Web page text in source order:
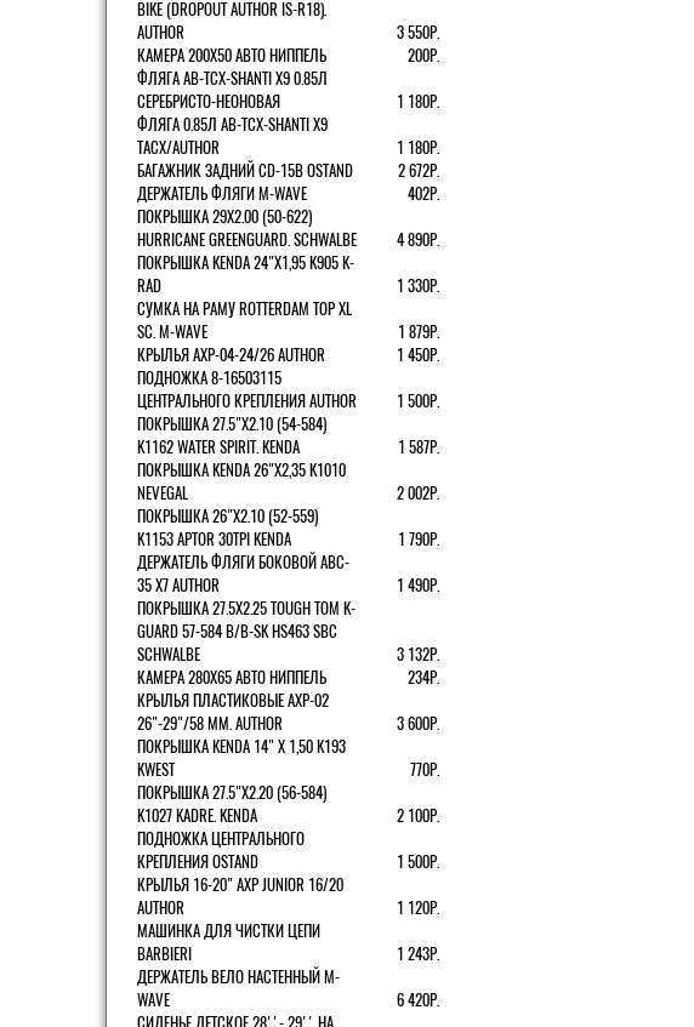
BIKE (DROPOUT AUTHOR IS-R18).
AUTHOR
3 550Р.
КАМЕРА 200Х50 АВТО НИППЕЛЬ
200Р.
ФЛЯГА AB-TCX-SHANTI X9 0.85Л
СЕРЕБРИСТО-НЕОНОВАЯ
1 180Р.
ФЛЯГА 0.85Л AB-TCX-SHANTI X9
TACX/AUTHOR
1 180Р.
БАГАЖНИК ЗАДНИЙ CD-15B OSTAND
2 672Р.
ДЕРЖАТЕЛЬ ФЛЯГИ M-WAVE
402Р.
ПОКРЫШКА 29X2.00 (50-622)
HURRICANE GREENGUARD. SCHWALBE
4 890Р.
ПОКРЫШКА KENDA 24"Х1,95 K905 K-
RAD
1 330Р.
СУМКА НА РАМУ ROTTERDAM TOP XL
SC. M-WAVE
1 879Р.
КРЫЛЬЯ AXP-04-24/26 AUTHOR
1 450Р.
ПОДНОЖКА 8-16503115
ЦЕНТРАЛЬНОГО КРЕПЛЕНИЯ AUTHOR
1 500Р.
ПОКРЫШКА 27.5"Х2.10 (54-584)
K1162 WATER SPIRIT. KENDA
1 587Р.
ПОКРЫШКА KENDA 26"Х2,35 K1010
NEVEGAL
2 002Р.
ПОКРЫШКА 26"Х2.10 (52-559)
K1153 APTOR 30TPI KENDA
1 790Р.
ДЕРЖАТЕЛЬ ФЛЯГИ БОКОВОЙ ABC-
35 X7 AUTHOR
1 490Р.
ПОКРЫШКА 27.5X2.25 TOUGH TOM K-
GUARD 57-584 B/B-SK HS463 SBC
SCHWALBE
3 132Р.
КАМЕРА 280Х65 АВТО НИППЕЛЬ
234Р.
КРЫЛЬЯ ПЛАСТИКОВЫЕ AXP-02
26"-29"/58 ММ. AUTHOR
3 600Р.
ПОКРЫШКА KENDA 14" Х 1,50 K193
KWEST
770Р.
ПОКРЫШКА 27.5"Х2.20 (56-584)
K1027 KADRE. KENDA
2 100Р.
ПОДНОЖКА ЦЕНТРАЛЬНОГО
КРЕПЛЕНИЯ OSTAND
1 500Р.
КРЫЛЬЯ 16-20" AXP JUNIOR 16/20
AUTHOR
1 120Р.
МАШИНКА ДЛЯ ЧИСТКИ ЦЕПИ
BARBIERI
1 243Р.
ДЕРЖАТЕЛЬ ВЕЛО НАСТЕННЫЙ M-
WAVE
6 420Р.